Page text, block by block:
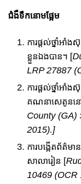
ជំងឺ​ទឹកនោមផ្អែម
ការផ្តល់​ថ្នាំអ
ខ្លួន​ឯងបា​ន។ [
LRP 27887
ការ​ផ្តល់ថ្នាំអាំ
គណនាសេតូន​នៅ
County (GA)
2015).]
ការបង្កើតព័ត៌មា
សាលា​រៀន​ [
10469 (OCR